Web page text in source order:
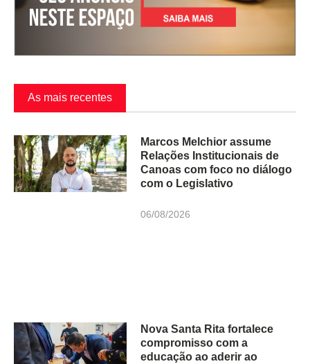
As mais recentes
Marcos Melchior assume
Relações Institucionais de
Canoas com foco no diálogo
com o Legislativo
06/08/2026
Nova Santa Rita fortalece
compromisso com a
educação ao aderir ao